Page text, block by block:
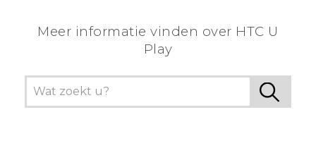
Meer informatie vinden over HTC U
Play